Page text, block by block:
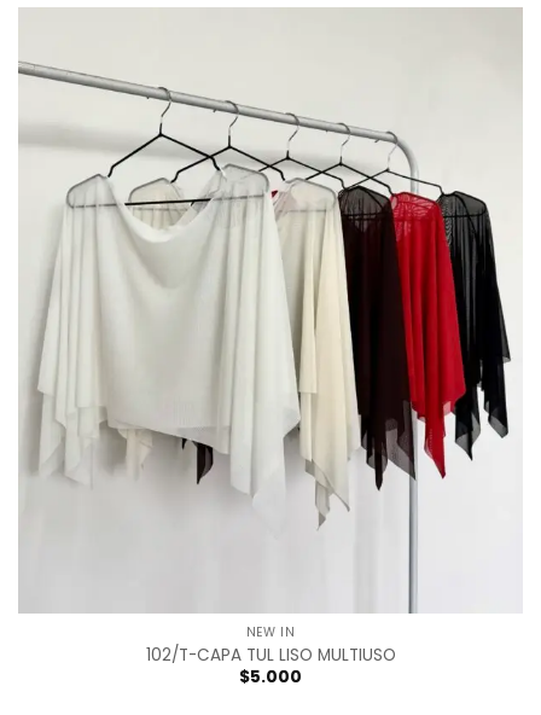
NEW IN
102/T-CAPA TUL LISO MULTIUSO
$5.000